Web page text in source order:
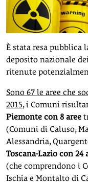
È stata resa pubblica
deposito nazionale
ritenute
Sono 67 le aree che
2015, i Comuni
Piemonte con 8 aree
(Comuni di Caluso,
Alessandria,
Toscana-Lazio con 24
(che comprendono i
Ischia e Montalto di